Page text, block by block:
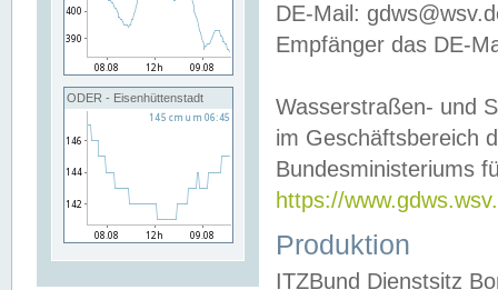
ODER - Eisenhüttenstadt
DE-Mail:
Empfänger das DE-
Wasserstraßen- und
im Geschäftsbereich
Bundesministeriums
https://
Produktion
ITZBund Dienstsitz